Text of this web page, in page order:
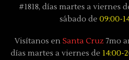
#1818, días martes a viernes
sábado de 09:00-
Visítanos en Santa Cruz7mo
días martes a viernes de 14:00-